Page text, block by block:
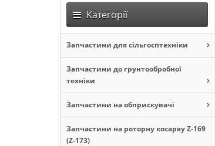
Категорії
Запчастини для сільгосптехніки
Запчастини до грунтообробної
техніки
Запчастини на обприскувачі
Запчастини на роторну косарку Z-169
(Z-173)